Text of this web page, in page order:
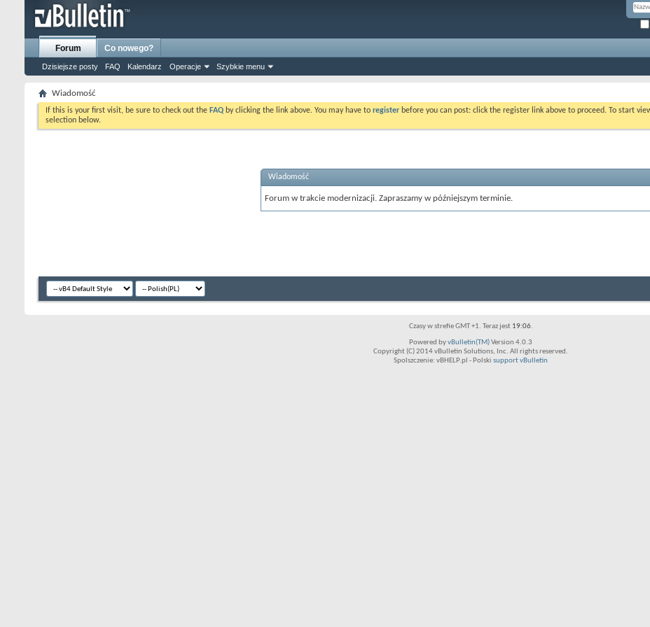
Forum
Dzisiejsze posty FAQ Kalendarz Operacje Szybkie menu
Co nowego?
Wiadomość
If this is your first visit, be sure to check out the FAQ by clicking the link above. You may have to register before you can post: click the register link above to proceed. To start
selection below.
Wiadomość
Forum w trakcie modernizacji. Zapraszamy w późniejszym terminie.
Czasy w strefie GMT +1. Teraz jest 19:06.
Powered byvBulletin(TM)Version 4.0.3
Copyright (C) 2014 vBulletin Solutions, Inc. All rights reserved.
Spolszczenie: vBHELP.pl - Polski support vBulletin